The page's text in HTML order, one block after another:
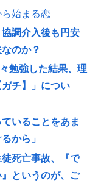
始まる恋
協調介入後も円安
のか？
勉強した結果、理
チ】」につい
いることをあま
から」
死亡事故、『で
というのが、ご